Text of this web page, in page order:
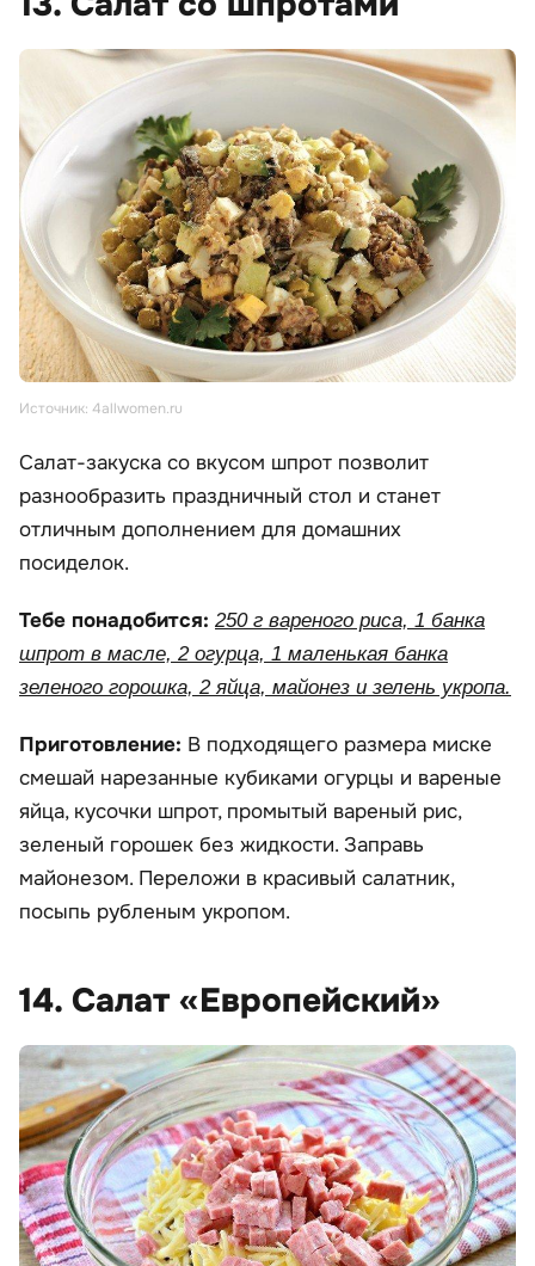
Источник: 4allwomen.ru
Салат-закуска со вкусом шпрот позволит
разнообразить праздничный стол и станет
отличным дополнением для домашних
посиделок.
Тебе понадобится: 250 г вареного риса, 1 банка
шпрот в масле, 2 огурца, 1 маленькая банка
зеленого горошка, 2 яйца, майонез и зелень укропа.
Приготовление: В подходящего размера миске
смешай нарезанные кубиками огурцы и вареные
яйца, кусочки шпрот, промытый вареный рис,
зеленый горошек без жидкости. Заправь
майонезом. Переложи в красивый салатник,
посыпь рубленым укропом.
14. Салат «Европейский»